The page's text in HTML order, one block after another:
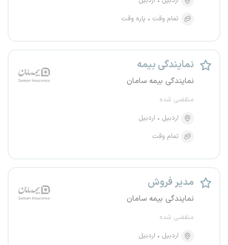
تمام وقت
پاره وقت
نمایندگی بیمه
نمایندگی بیمه سامان
منقضی شده
اردبیل
اردبیل
تمام وقت
مدیر فروش
نمایندگی بیمه سامان
منقضی شده
اردبیل
اردبیل